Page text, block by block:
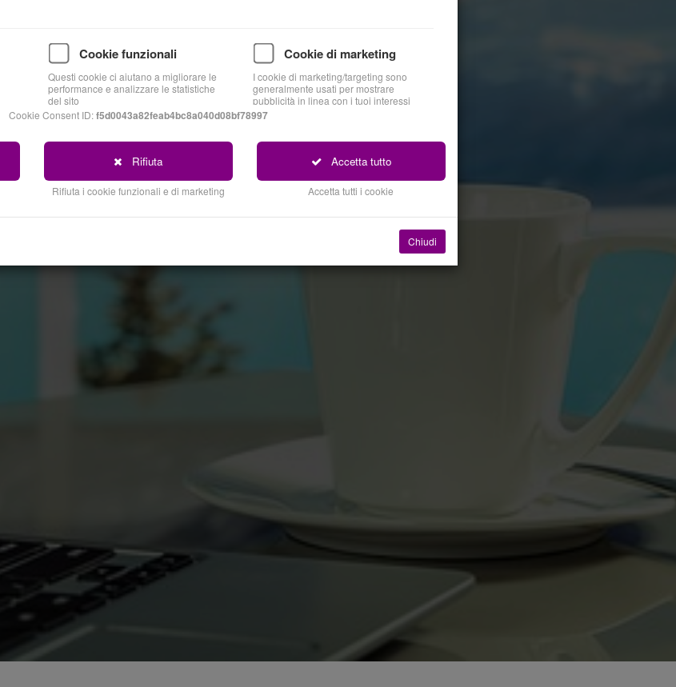
Blog
Cookie funzionali
Questi cookie ci aiutano a migliorare le
performance e analizzare le statistiche
del sito
Cookie di marketing
I cookie di marketing/targeting sono
generalmente usati per mostrare
pubblicità in linea con i tuoi interessi
Cookie Consent ID:f5d0043a82feab4bc8a040d08bf78997
Rifiuta
Rifiuta i cookie funzionali e di marketing
Accetta tutto
Accetta tutti i cookie
Chiudi